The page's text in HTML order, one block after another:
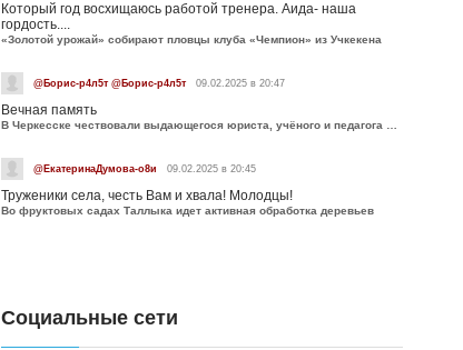
Который год восхищаюсь работой тренера. Аида- наша
гордость....
«Золотой урожай» собирают пловцы клуба «Чемпион» из Учкекена
@Борис-р4л5т @Борис-р4л5т 09.02.2025 в 20:47
Вечная память
@ЕкатеринаДумова-о8и 09.02.2025 в 20:45
Труженики села, честь Вам и хвала! Молодцы!
Во фруктовых садах Таллыка идет активная обработка деревьев
Социальные сети